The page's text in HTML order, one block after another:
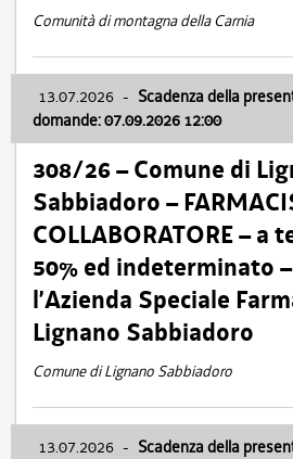
Comunità di montagna della Carnia
13.07.2026 - Scadenza della
domande: 07.09.2026 12:00
308/26 – Comune di
Sabbiadoro –
COLLABORATORE – a
50% ed indeterminato
l’Azienda Speciale
Lignano Sabbiadoro
Comune di Lignano Sabbiadoro
13.07.2026 - Scadenza della